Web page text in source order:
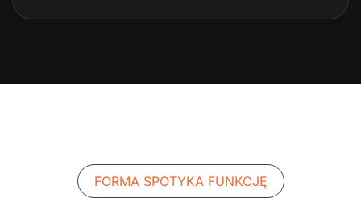
FORMA SPOTYKA FUNKCJĘ